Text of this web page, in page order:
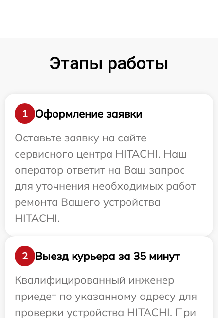
Этапы работы
1
Оформление заявки
Оставьте заявку на сайте
сервисного центра HITACHI. Наш
оператор ответит на Ваш запрос
для уточнения необходимых работ
ремонта Вашего устройства
HITACHI.
2
Выезд курьера за 35 минут
Квалифицированный инженер
приедет по указанному адресу для
проверки устройства HITACHI. При